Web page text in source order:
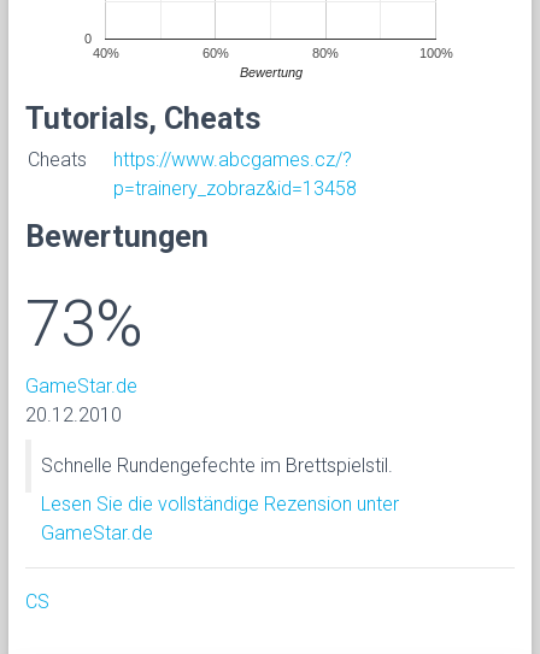
40% 60% 80% 100%
0
Bewertung
Tutorials, Cheats
Cheats
https://www.abcgames.cz/?
p=trainery_zobraz&id=13458
Bewertungen
73%
GameStar.de
20.12.2010
Schnelle Rundengefechte im Brettspielstil.
Lesen Sie die vollständige Rezension unter
GameStar.de
CS